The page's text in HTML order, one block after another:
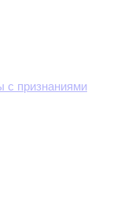
с признаниями